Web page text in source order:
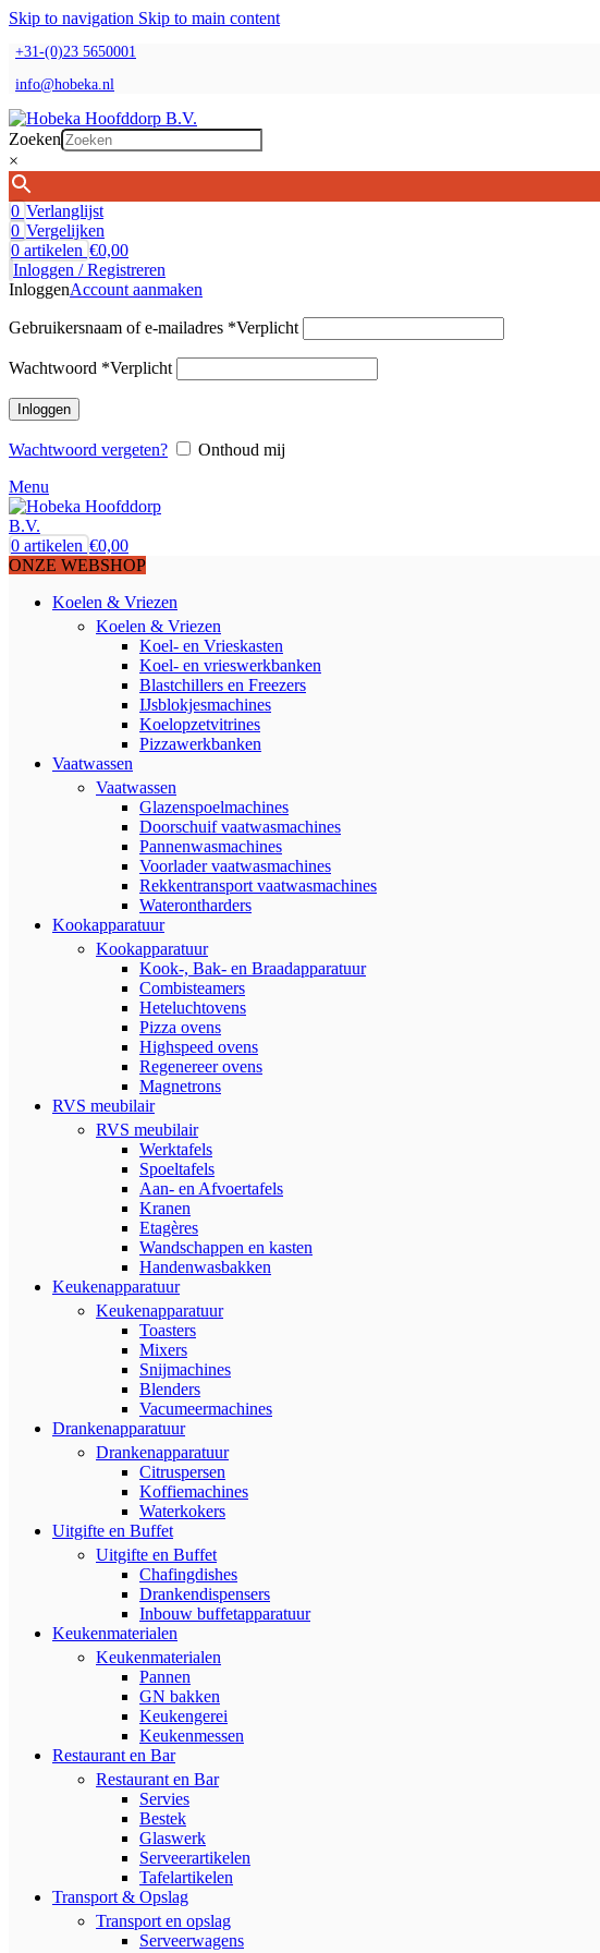
Skip to navigation Skip to main content
+31-(0)23 5650001
info@hobeka.nl
Zoeken
×
0 Verlanglijst
0 Vergelijken
0 artikelen €0,00
Inloggen / Registreren
InloggenAccount aanmaken
Gebruikersnaam of e-mailadres *Verplicht
Wachtwoord *Verplicht
Inloggen
Wachtwoord vergeten?
Onthoud mij
Menu
0 artikelen €0,00
ONZE WEBSHOP
Koelen & Vriezen
Koelen & Vriezen
Koel- en Vrieskasten
Koel- en vrieswerkbanken
Blastchillers en Freezers
IJsblokjesmachines
Koelopzetvitrines
Pizzawerkbanken
Vaatwassen
Vaatwassen
Glazenspoelmachines
Doorschuif vaatwasmachines
Pannenwasmachines
Voorlader vaatwasmachines
Rekkentransport vaatwasmachines
Waterontharders
Kookapparatuur
Kookapparatuur
Kook-, Bak- en Braadapparatuur
Combisteamers
Heteluchtovens
Pizza ovens
Highspeed ovens
Regenereer ovens
Magnetrons
RVS meubilair
RVS meubilair
Werktafels
Spoeltafels
Aan- en Afvoertafels
Kranen
Etagères
Wandschappen en kasten
Handenwasbakken
Keukenapparatuur
Keukenapparatuur
Toasters
Mixers
Snijmachines
Blenders
Vacumeermachines
Drankenapparatuur
Drankenapparatuur
Citruspersen
Koffiemachines
Waterkokers
Uitgifte en Buffet
Uitgifte en Buffet
Chafingdishes
Drankendispensers
Inbouw buffetapparatuur
Keukenmaterialen
Keukenmaterialen
Pannen
GN bakken
Keukengerei
Keukenmessen
Restaurant en Bar
Restaurant en Bar
Servies
Bestek
Glaswerk
Serveerartikelen
Tafelartikelen
Transport & Opslag
Transport en opslag
Serveerwagens